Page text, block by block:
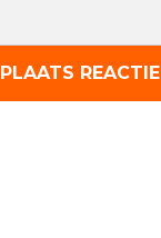
PLAATS REACTIE